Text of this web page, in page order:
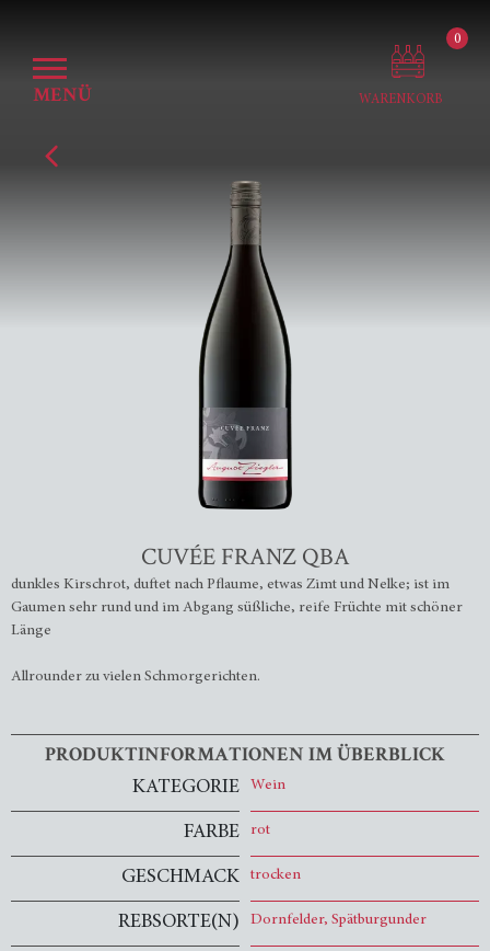
MENÜ
0
WARENKORB
CUVÉE FRANZ QBA
dunkles Kirschrot, duftet nach Pflaume, etwas Zimt und Nelke; ist im
Gaumen sehr rund und im Abgang süßliche, reife Früchte mit schöner
Länge
Allrounder zu vielen Schmorgerichten.
PRODUKTINFORMATIONEN IM ÜBERBLICK
KATEGORIE
Wein
FARBE rot
GESCHMACK trocken
REBSORTE(N) Dornfelder, Spätburgunder